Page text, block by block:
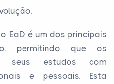
EaD é um dos principais
permitindo que os
seus estudos com
e pessoais. Esta